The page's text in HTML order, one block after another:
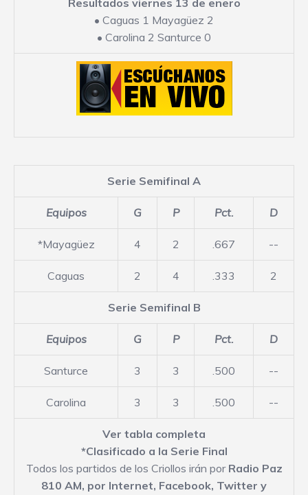
Resultados viernes 13 de enero
• Caguas 1 Mayagüez 2
• Carolina 2 Santurce 0
Serie Semifinal A
Equipos G P Pct. D
*Mayagüez 4 2 .667 --
Caguas 2 4 .333 2
Serie Semifinal B
Equipos G P Pct. D
Santurce 3 3 .500 --
Carolina 3 3 .500 --
Ver tabla completa
*Clasificado a la Serie Final
Todos los partidos de los Criollos irán por Radio Paz
810 AM, por Internet, Facebook, Twitter y